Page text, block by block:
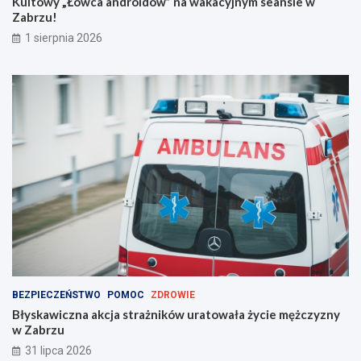
m
!
Zabrzu!
1 sierpnia 2026
BEZPIECZEŃSTWO POMOC ZDROWIE
Błyskawiczna akcja strażników uratowała życie mężczyzny
w Zabrzu
31 lipca 2026